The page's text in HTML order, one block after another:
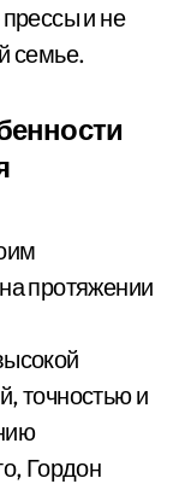
и не
семье.
протяжении
точностью и
Гордон